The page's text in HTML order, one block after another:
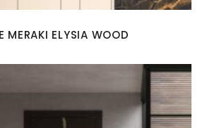
MERAKI ELYSIA WOOD